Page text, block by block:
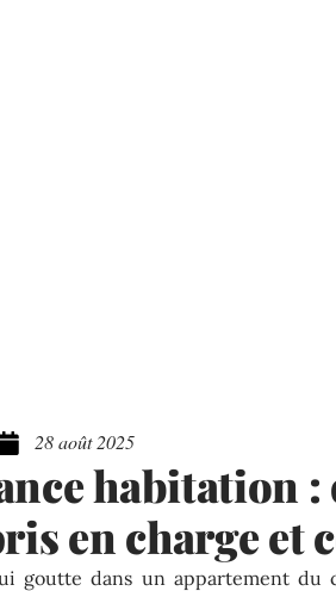
28 août 2025
habitation :
en charge et
goutte dans un appartement du